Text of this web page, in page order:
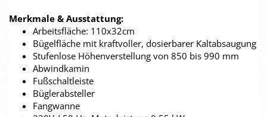
Merkmale & Ausstattung:
Arbeitsfläche: 110x32cm
Bügelfläche mit kraftvoller, dosierbarer Kaltabsaugung
Stufenlose Höhenverstellung von 850 bis 990 mm
Abwindkamin
Fußschaltleiste
Büglerabsteller
Fangwanne